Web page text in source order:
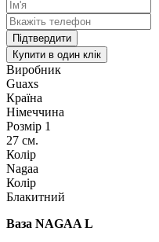
Підтвердити
Купити в один клік
Виробник
Guaxs
Країна
Німеччина
Розмір 1
27 см.
Колір
Nagaa
Колір
Блакитний
Ваза NAGAA L